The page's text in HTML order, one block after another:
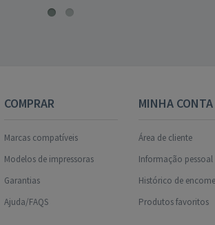
COMPRAR
Marcas compatíveis
Modelos de impressoras
Garantias
Ajuda/FAQS
MINHA CONTA
Área de cliente
Informação pessoal
Histórico de
Produtos favoritos